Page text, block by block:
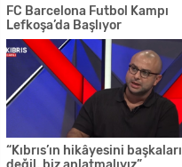
FC Barcelona Futbol Kampı
Lefkoşa’da Başlıyor
“Kıbrıs’ın hikâyesini başkaları